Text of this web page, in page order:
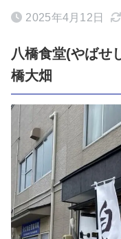
2025年4月12日
八橋食堂(やばせ
橋大畑